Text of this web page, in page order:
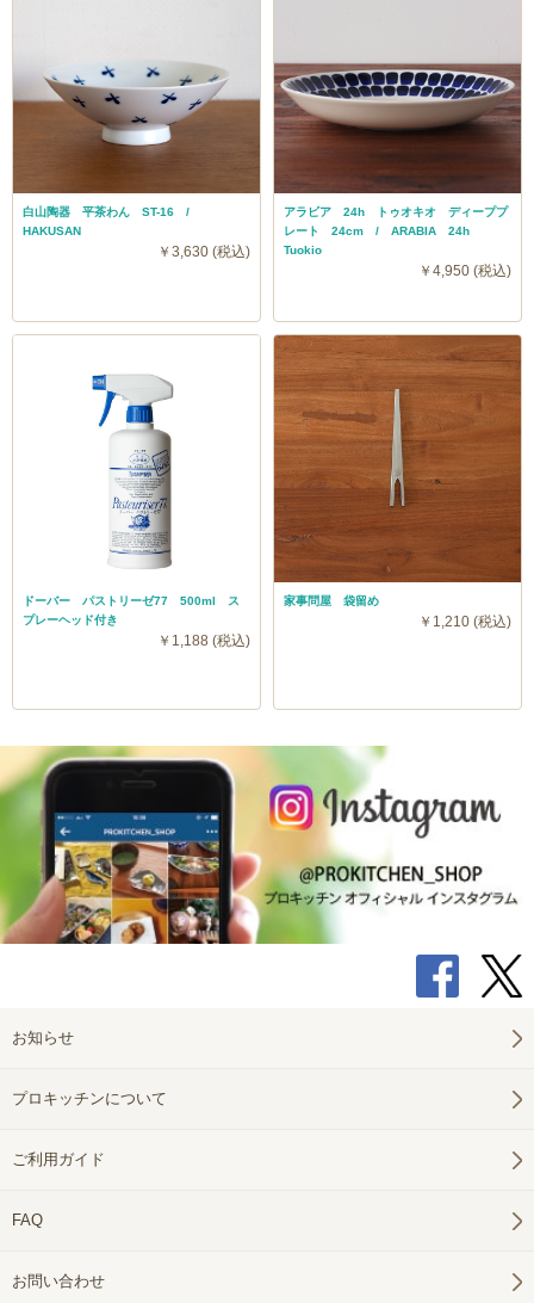
白山陶器 平茶わん ST-16 /
HAKUSAN
￥3,630 (税込)
アラビア 24h トゥオキオ ディーププ
レート 24cm / ARABIA 24h
Tuokio
￥4,950 (税込)
ドーバー パストリーゼ77 500ml ス
プレーヘッド付き
￥1,188 (税込)
家事問屋 袋留め
￥1,210 (税込)
お知らせ
プロキッチンについて
ご利用ガイド
FAQ
お問い合わせ